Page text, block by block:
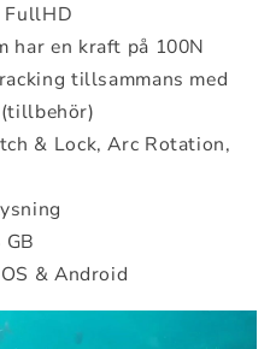
FullHD
har en kraft på 100N
tillsammans med
(tillbehör)
& Lock, Arc Rotation,
& Android